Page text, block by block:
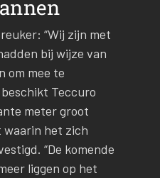
“Wij zijn met
bij wijze van
om mee te
Teccuro
meter groot
waarin het zich
“De komende
liggen op het